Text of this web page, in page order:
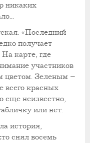
никаких
«Последний
получает
карте, где
участников
цветом. Зеленым –
всего красных
еще неизвестно,
или нет.
история,
снял восемь